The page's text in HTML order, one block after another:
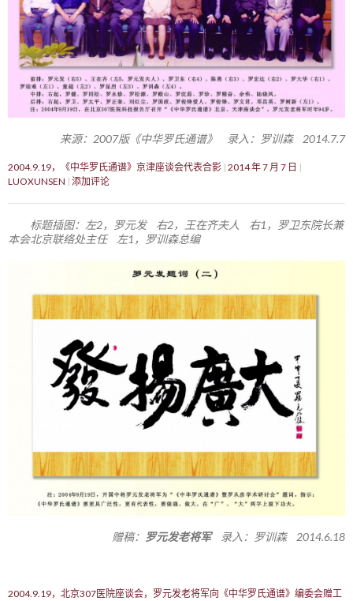
来源：2007版《中华罗氏通谱》 录入：罗训森 2014.7.7
2004.9.19，《中华罗氏通谱》京津座谈会代表合影 2014 年 7 月 7 日
LUOXUNSEN 添加评论
标题插图：左2，罗元发 右2，王在齐夫人 右1，罗卫东院长兼
本会北京联络处主任 左1，罗训森总编
赠稿： 罗元发老将军录入：罗训森 2014.6.18
2004.9.19，北京307医院座谈会，罗元发老将军向《中华罗氏通谱》编委会赠工